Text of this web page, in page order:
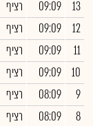
13
09:09 רציף
12
09:09 רציף
11
09:09 רציף
10
09:09 רציף
9
08:09 רציף
8
08:09 רציף